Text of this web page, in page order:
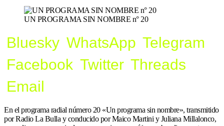
UN PROGRAMA SIN NOMBRE n° 20
Bluesky WhatsApp Telegram
Facebook Twitter Threads
Email
En el programa radial número 20 «Un programa sin nombre», transmitido
por Radio La Bulla y conducido por Maico Martini y Juliana Millalonco,